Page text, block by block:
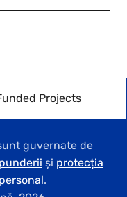
Projects
guvernate de
și protecția
.